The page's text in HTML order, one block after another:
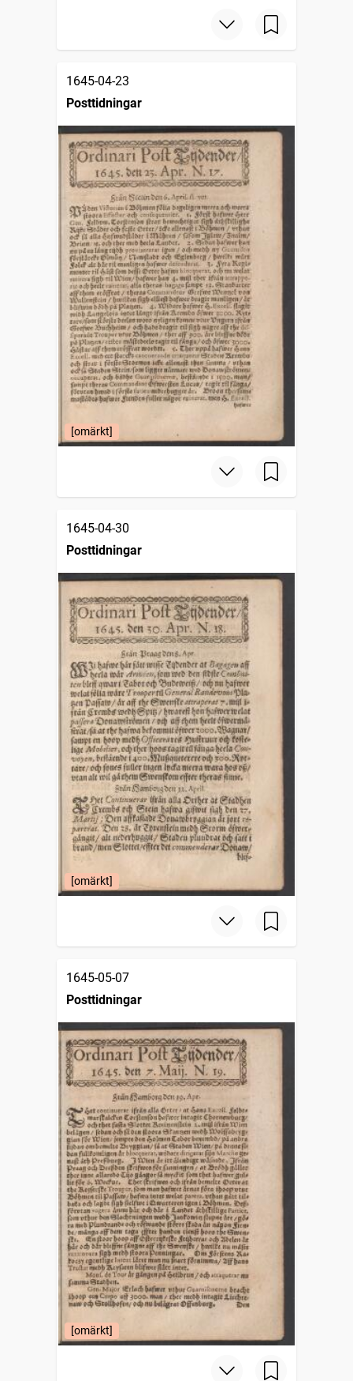
1645-04-23
Posttidningar
[omärkt]
1645-04-30
Posttidningar
[omärkt]
1645-05-07
Posttidningar
[omärkt]